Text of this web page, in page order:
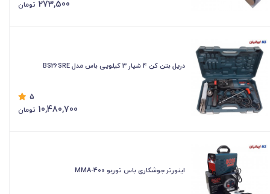
273,500 تومان
دریل بتن کن 4 شیار 3 کیلویی باس مدل BS26SRE
5
10,480,700 تومان
اینورتر جوشکاری باس توربو MMA-400